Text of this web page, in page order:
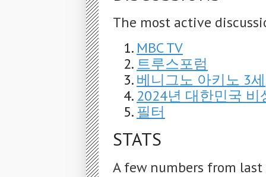
The most active
MBC TV
트루스포럼
베니그노 아키노 3세
2024년 대한민국 비
필터
STATS
A few numbers from last